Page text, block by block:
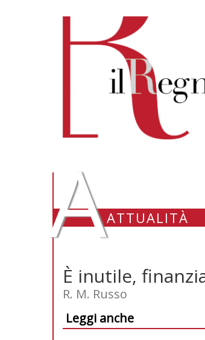
AATTUALITÀ
È inutile,
R. M. Russo
Leggi anche